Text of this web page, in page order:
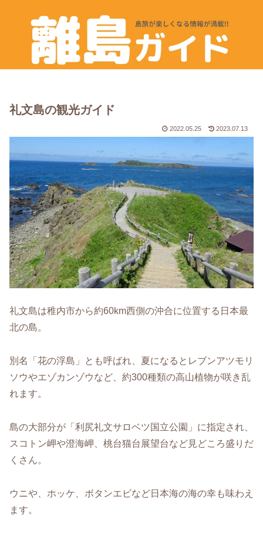
礼文島の観光ガイド
2022.05.25 2023.07.13
礼文島は稚内市から約60km西側の沖合に位置する日本最
北の島。
別名「花の浮島」とも呼ばれ、夏になるとレブンアツモリ
ソウやエゾカンゾウなど、約300種類の高山植物が咲き乱
れます。
島の大部分が「利尻礼文サロベツ国立公園」に指定され、
スコトン岬や澄海岬、桃台猫台展望台など見どころ盛りだ
くさん。
ウニや、ホッケ、ボタンエビなど日本海の海の幸も味わえ
ます。